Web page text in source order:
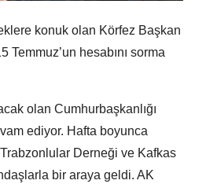
konuk olan Körfez Başkan
hesabını sorma
olan Cumhurbaşkanlığı
ediyor. Hafta boyunca
Trabzonlular Derneği ve Kafkas
bir araya geldi. AK